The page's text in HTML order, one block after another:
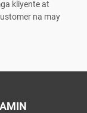
kliyente at
na may